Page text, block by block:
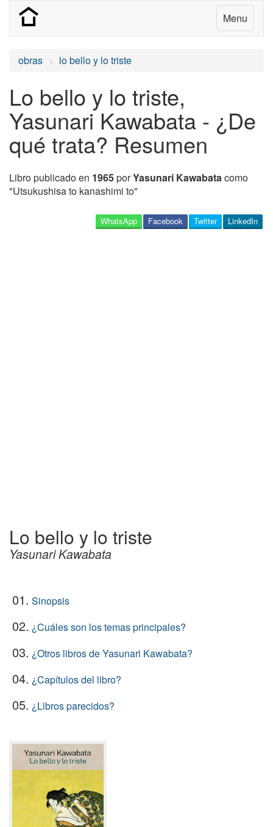
Menu
obras lo bello y lo triste
Lo bello y lo triste,
Yasunari Kawabata - ¿De
qué trata? Resumen
Libro publicado en 1965porYasunari Kawabatacomo
"Utsukushisa to kanashimi to"
LinkedIn
Twitter
Facebook
WhatsApp
Lo bello y lo triste
Yasunari Kawabata
01. Sinopsis
02. ¿Cuáles son los temas principales?
03. ¿Otros libros de Yasunari Kawabata?
04. ¿Capítulos del libro?
05. ¿Libros parecidos?